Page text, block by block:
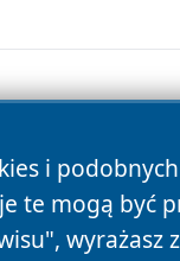
i
te mogą być
wyrażasz